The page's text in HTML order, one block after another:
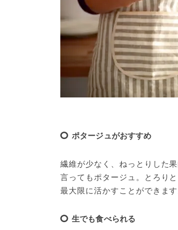
ポタージュがおすすめ
繊維が少なく、ねっとりした
言ってもポタージュ。とろり
最大限に活かすことができま
生でも食べられる